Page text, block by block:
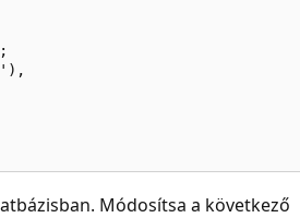
Módosítsa a következő